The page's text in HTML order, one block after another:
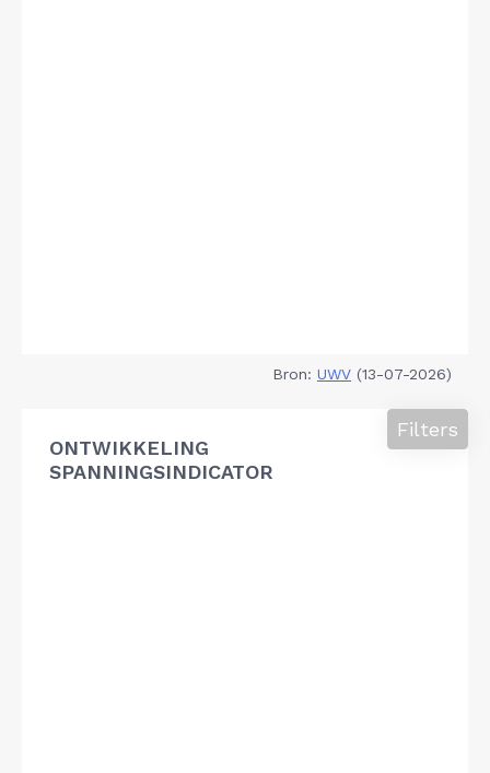
Bron: UWV (13-07-2026)
ONTWIKKELING
SPANNINGSINDICATOR
Filters